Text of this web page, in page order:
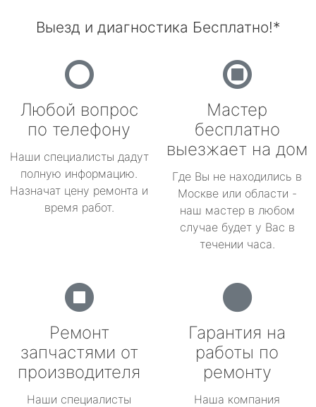
Выезд и диагностика Бесплатно!*
Любой вопрос
по телефону
Наши специалисты дадут
полную информацию.
Назначат цену ремонта и
время работ.
Мастер
бесплатно
выезжает на дом
Где Вы не находились в
Москве или области -
наш мастер в любом
случае будет у Вас в
течении часа.
Ремонт
запчастями от
производителя
Наши специалисты
Гарантия на
работы по
ремонту
Наша компания